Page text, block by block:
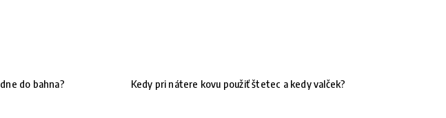
do bahna? Kedy pri nátere kovu použiť štetec a kedy valček?